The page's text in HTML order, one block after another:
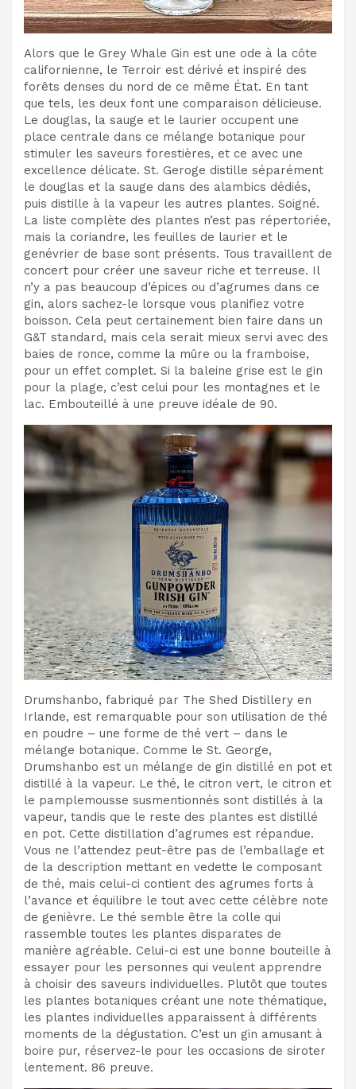
Alors que le Grey Whale Gin est une ode à la côte
californienne, le Terroir est dérivé et inspiré des
forêts denses du nord de ce même État. En tant
que tels, les deux font une comparaison délicieuse.
Le douglas, la sauge et le laurier occupent une
place centrale dans ce mélange botanique pour
stimuler les saveurs forestières, et ce avec une
excellence délicate. St. Geroge distille séparément
le douglas et la sauge dans des alambics dédiés,
puis distille à la vapeur les autres plantes. Soigné.
La liste complète des plantes n’est pas répertoriée,
mais la coriandre, les feuilles de laurier et le
genévrier de base sont présents. Tous travaillent de
concert pour créer une saveur riche et terreuse. Il
n’y a pas beaucoup d’épices ou d’agrumes dans ce
gin, alors sachez-le lorsque vous planifiez votre
boisson. Cela peut certainement bien faire dans un
G&T standard, mais cela serait mieux servi avec des
baies de ronce, comme la mûre ou la framboise,
pour un effet complet. Si la baleine grise est le gin
pour la plage, c’est celui pour les montagnes et le
lac. Embouteillé à une preuve idéale de 90.
Drumshanbo, fabriqué par The Shed Distillery en
Irlande, est remarquable pour son utilisation de thé
en poudre – une forme de thé vert – dans le
mélange botanique. Comme le St. George,
Drumshanbo est un mélange de gin distillé en pot et
distillé à la vapeur. Le thé, le citron vert, le citron et
le pamplemousse susmentionnés sont distillés à la
vapeur, tandis que le reste des plantes est distillé
en pot. Cette distillation d’agrumes est répandue.
Vous ne l’attendez peut-être pas de l’emballage et
de la description mettant en vedette le composant
de thé, mais celui-ci contient des agrumes forts à
l’avance et équilibre le tout avec cette célèbre note
de genièvre. Le thé semble être la colle qui
rassemble toutes les plantes disparates de
manière agréable. Celui-ci est une bonne bouteille à
essayer pour les personnes qui veulent apprendre
à choisir des saveurs individuelles. Plutôt que toutes
les plantes botaniques créant une note thématique,
les plantes individuelles apparaissent à différents
moments de la dégustation. C’est un gin amusant à
boire pur, réservez-le pour les occasions de siroter
lentement. 86 preuve.